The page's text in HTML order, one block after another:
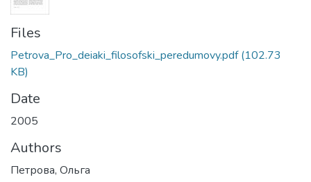
Files
Petrova_Pro_deiaki_filosofski_peredumovy.pdf(102.73
KB)
Date
2005
Authors
Петрова, Ольга